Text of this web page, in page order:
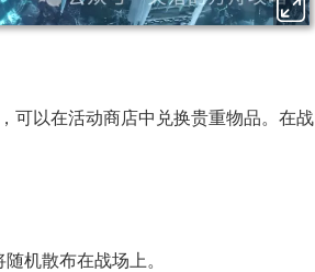
以在活动商店中兑换贵重物品。在战
机散布在战场上。